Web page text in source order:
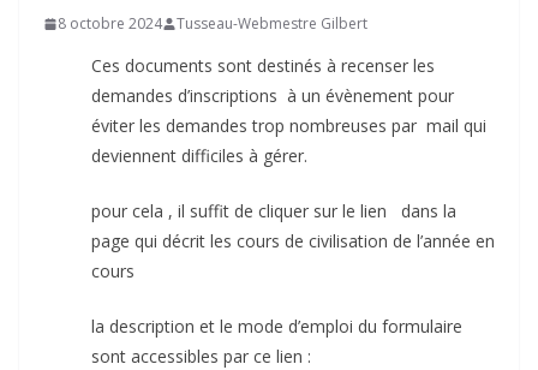
8 octobre 2024 Tusseau-Webmestre Gilbert
Ces documents sont destinés à recenser les
demandes d’inscriptions à un évènement pour
éviter les demandes trop nombreuses par mail qui
deviennent difficiles à gérer.
pour cela , il suffit de cliquer sur le lien dans la
page qui décrit les cours de civilisation de l’année en
cours
la description et le mode d’emploi du formulaire
sont accessibles par ce lien :